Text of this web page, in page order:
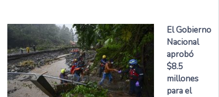
El Gobierno
Nacional
aprobó
$8.5
millones
para el